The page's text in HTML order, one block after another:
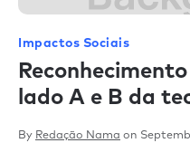
Impactos Sociais
lado A e B da
By Redação Nama on